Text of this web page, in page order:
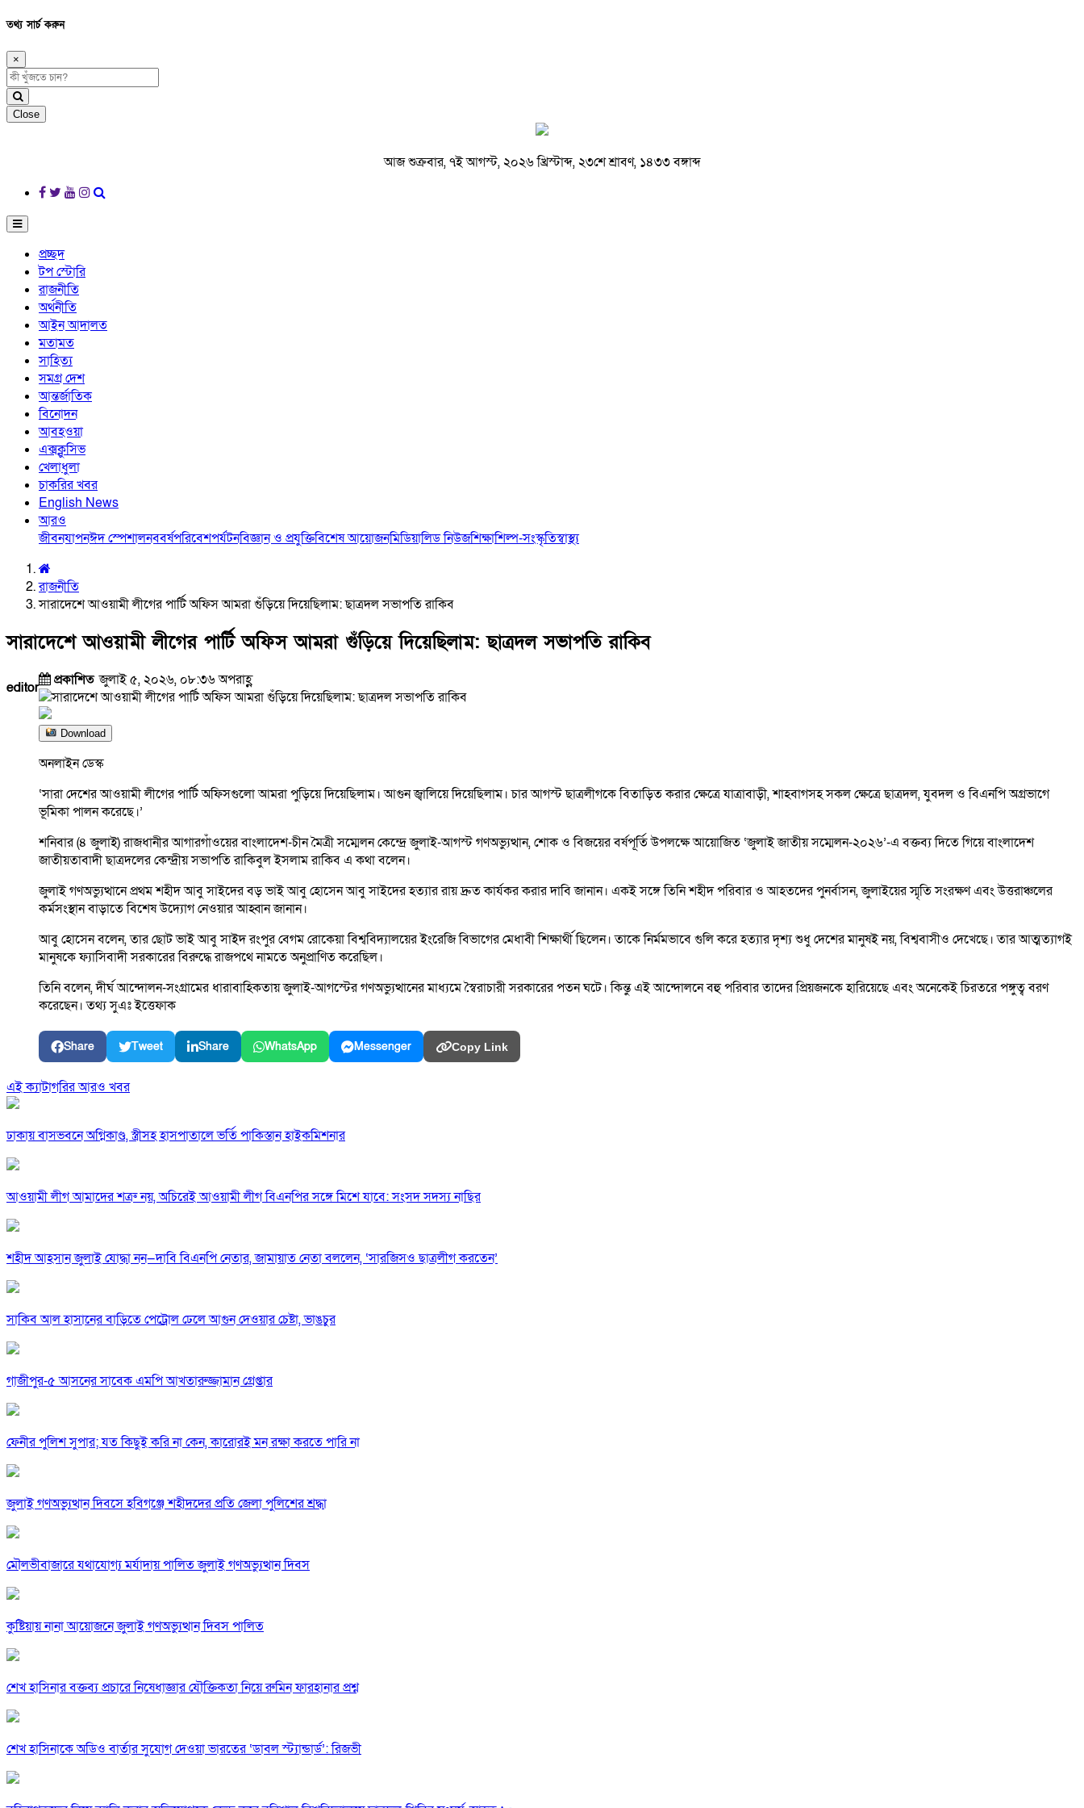
তথ্য সার্চ করুন
×
Close
আজ শুক্রবার, ৭ই আগস্ট, ২০২৬ খ্রিস্টাব্দ, ২৩শে শ্রাবণ, ১৪৩৩ বঙ্গাব্দ
প্রচ্ছদ
টপ স্টোরি
রাজনীতি
অর্থনীতি
আইন আদালত
মতামত
সাহিত্য
সমগ্র দেশ
আন্তর্জাতিক
বিনোদন
আবহওয়া
এক্সক্লুসিভ
খেলাধুলা
চাকরির খবর
English News
আরও
জীবনযাপনঈদ স্পেশালনববর্ষপরিবেশপর্যটনবিজ্ঞান ও প্রযুক্তিবিশেষ আয়োজনমিডিয়ালিড নিউজশিক্ষাশিল্প-সংস্কৃতিস্বাস্থ্য
রাজনীতি
সারাদেশে আওয়ামী লীগের পার্টি অফিস আমরা গুঁড়িয়ে দিয়েছিলাম: ছাত্রদল সভাপতি রাকিব
সারাদেশে আওয়ামী লীগের পার্টি অফিস আমরা গুঁড়িয়ে দিয়েছিলাম: ছাত্রদল সভাপতি রাকিব
editor প্রকাশিতজুলাই ৫, ২০২৬, ০৮:৩৬ অপরাহ্ণ
Download
অনলাইন ডেস্ক
‘সারা দেশের আওয়ামী লীগের পার্টি অফিসগুলো আমরা পুড়িয়ে দিয়েছিলাম। আগুন জ্বালিয়ে দিয়েছিলাম। চার আগস্ট ছাত্রলীগকে বিতাড়িত করার ক্ষেত্রে যাত্রাবাড়ী, শাহবাগসহ সকল ক্ষেত্রে ছাত্রদল, যুবদল ও বিএনপি অগ্রভাগে
ভূমিকা পালন করেছে।’
শনিবার (৪ জুলাই) রাজধানীর আগারগাঁওয়ের বাংলাদেশ-চীন মৈত্রী সম্মেলন কেন্দ্রে জুলাই-আগস্ট গণঅভ্যুত্থান, শোক ও বিজয়ের বর্ষপূর্তি উপলক্ষে আয়োজিত ‘জুলাই জাতীয় সম্মেলন-২০২৬’-এ বক্তব্য দিতে গিয়ে বাংলাদেশ
জাতীয়তাবাদী ছাত্রদলের কেন্দ্রীয় সভাপতি রাকিবুল ইসলাম রাকিব এ কথা বলেন।
জুলাই গণঅভ্যুত্থানে প্রথম শহীদ আবু সাইদের বড় ভাই আবু হোসেন আবু সাইদের হত্যার রায় দ্রুত কার্যকর করার দাবি জানান। একই সঙ্গে তিনি শহীদ পরিবার ও আহতদের পুনর্বাসন, জুলাইয়ের স্মৃতি সংরক্ষণ এবং উত্তরাঞ্চলের
কর্মসংস্থান বাড়াতে বিশেষ উদ্যোগ নেওয়ার আহ্বান জানান।
আবু হোসেন বলেন, তার ছোট ভাই আবু সাইদ রংপুর বেগম রোকেয়া বিশ্ববিদ্যালয়ের ইংরেজি বিভাগের মেধাবী শিক্ষার্থী ছিলেন। তাকে নির্মমভাবে গুলি করে হত্যার দৃশ্য শুধু দেশের মানুষই নয়, বিশ্ববাসীও দেখেছে। তার আত্মত্যাগই
মানুষকে ফ্যাসিবাদী সরকারের বিরুদ্ধে রাজপথে নামতে অনুপ্রাণিত করেছিল।
তিনি বলেন, দীর্ঘ আন্দোলন-সংগ্রামের ধারাবাহিকতায় জুলাই-আগস্টের গণঅভ্যুত্থানের মাধ্যমে স্বৈরাচারী সরকারের পতন ঘটে। কিন্তু এই আন্দোলনে বহু পরিবার তাদের প্রিয়জনকে হারিয়েছে এবং অনেকেই চিরতরে পঙ্গুত্ব বরণ
করেছেন। তথ্য সুএঃ ইত্তেফাক
Share Tweet Share WhatsApp Messenger Copy Link
এই ক্যাটাগরির আরও খবর
ঢাকায় বাসভবনে অগ্নিকাণ্ড, স্ত্রীসহ হাসপাতালে ভর্তি পাকিস্তান হাইকমিশনার
আওয়ামী লীগ আমাদের শত্রু নয়, অচিরেই আওয়ামী লীগ বিএনপির সঙ্গে মিশে যাবে: সংসদ সদস্য নাছির
শহীদ আহসান জুলাই যোদ্ধা নন—দাবি বিএনপি নেতার, জামায়াত নেতা বললেন, ‘সারজিসও ছাত্রলীগ করতেন’
সাকিব আল হাসানের বাড়িতে পেট্রোল ঢেলে আগুন দেওয়ার চেষ্টা, ভাঙচুর
গাজীপুর-৫ আসনের সাবেক এমপি আখতারুজ্জামান গ্রেপ্তার
ফেনীর পুলিশ সুপার; যত কিছুই করি না কেন, কারোরই মন রক্ষা করতে পারি না
জুলাই গণঅভ্যুত্থান দিবসে হবিগঞ্জে শহীদদের প্রতি জেলা পুলিশের শ্রদ্ধা
মৌলভীবাজারে যথাযোগ্য মর্যাদায় পালিত জুলাই গণঅভ্যুত্থান দিবস
কুষ্টিয়ায় নানা আয়োজনে জুলাই গণঅভ্যুত্থান দিবস পালিত
শেখ হাসিনার বক্তব্য প্রচারে নিষেধাজ্ঞার যৌক্তিকতা নিয়ে রুমিন ফারহানার প্রশ্ন
শেখ হাসিনাকে অডিও বার্তার সুযোগ দেওয়া ভারতের ‘ডাবল স্ট্যান্ডার্ড’: রিজভী